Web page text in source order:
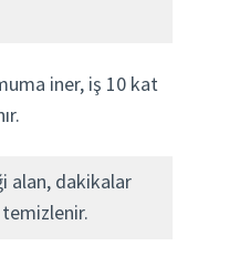
iner, iş 10 kat
alan, dakikalar
temizlenir.